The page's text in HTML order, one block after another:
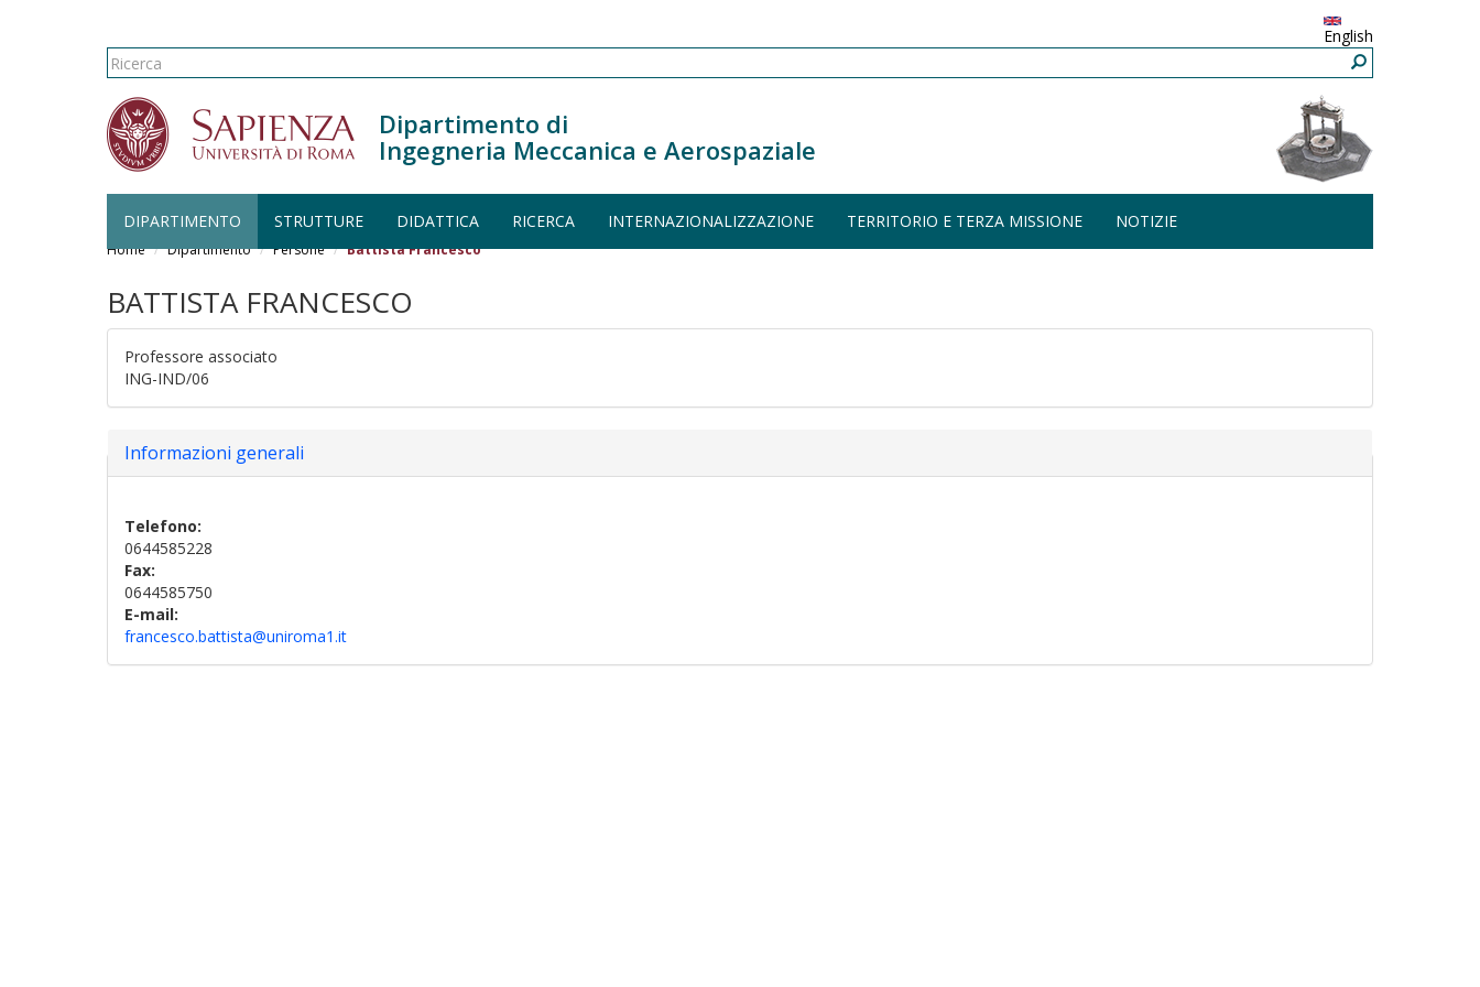
Salta al contenuto principale
English
Form di ricerca
Ricerca
Dipartimento di
Ingegneria Meccanica e Aerospaziale
DIPARTIMENTO STRUTTURE DIDATTICA RICERCA INTERNAZIONALIZZAZIONE TERRITORIO E TERZA MISSIONE NOTIZIE
Home Dipartimento Persone Battista Francesco
BATTISTA FRANCESCO
Professore associato
ING-IND/06
Nascondi
Informazioni generali
Telefono:
0644585228
Fax:
0644585750
E-mail:
francesco.battista@uniroma1.it